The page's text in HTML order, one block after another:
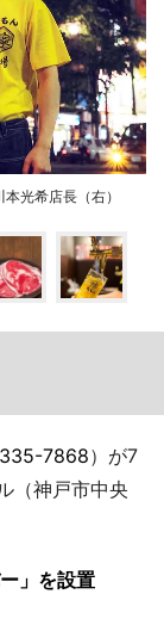
光希店長（右）
7868）が7
（神戸市中央
」を設置